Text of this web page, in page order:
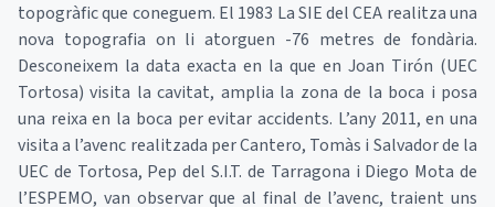
topogràfic que coneguem. El 1983 La SIE del CEA realitza una
nova topografia on li atorguen -76 metres de fondària.
Desconeixem la data exacta en la que en Joan Tirón (UEC
Tortosa) visita la cavitat, amplia la zona de la boca i posa
una reixa en la boca per evitar accidents. L’any 2011, en una
visita a l’avenc realitzada per Cantero, Tomàs i Salvador de la
UEC de Tortosa, Pep del S.I.T. de Tarragona i Diego Mota de
l’ESPEMO, van observar que al final de l’avenc, traient uns